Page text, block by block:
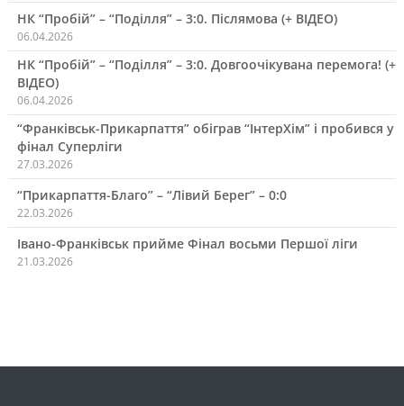
НК “Пробій” – “Поділля” – 3:0. Післямова (+ ВІДЕО)
06.04.2026
НК “Пробій” – “Поділля” – 3:0. Довгоочікувана перемога! (+
ВІДЕО)
06.04.2026
“Франківськ-Прикарпаття” обіграв “ІнтерХім” і пробився у
фінал Суперліги
27.03.2026
“Прикарпаття-Благо” – “Лівий Берег” – 0:0
22.03.2026
Івано-Франківськ прийме Фінал восьми Першої ліги
21.03.2026